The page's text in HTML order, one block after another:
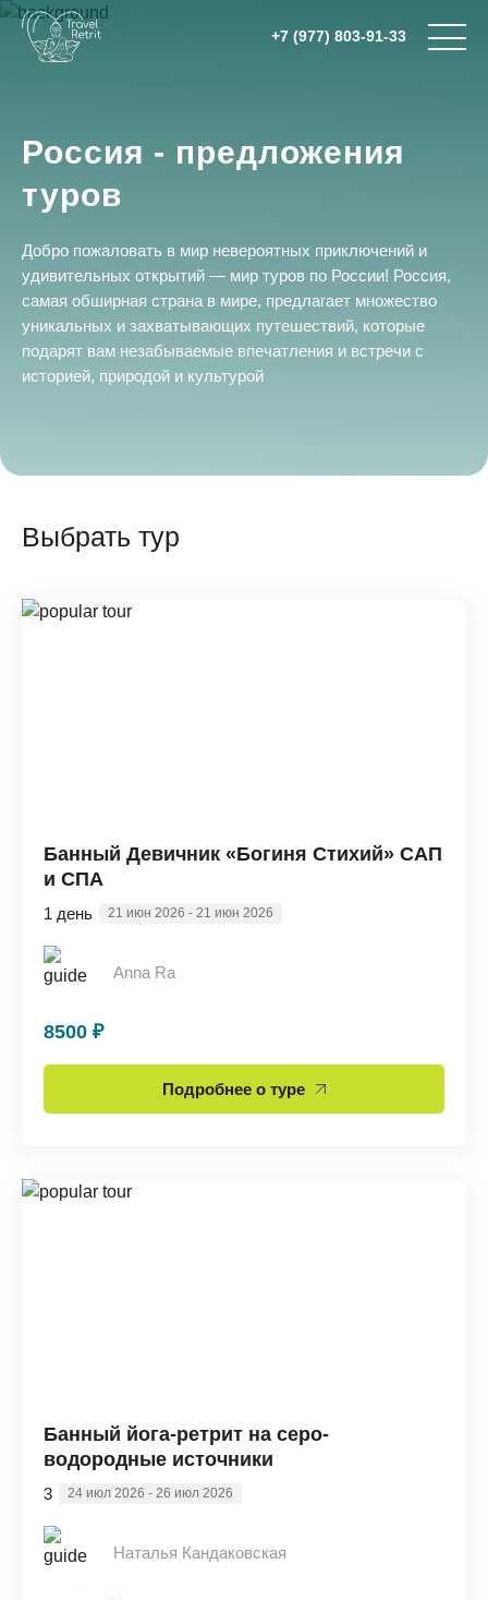
+7 (977) 803-91-33
Россия - предложения
туров
Добро пожаловать в мир невероятных приключений и
удивительных открытий — мир туров по России! Россия,
самая обширная страна в мире, предлагает множество
уникальных и захватывающих путешествий, которые
подарят вам незабываемые впечатления и встречи с
историей, природой и культурой
Выбрать тур
Банный Девичник «Богиня Стихий» САП
и СПА
1 день 21 июн 2026 - 21 июн 2026
Anna Ra
8500 ₽
Подробнее о туре
Банный йога-ретрит на серо-
водородные источники
3 24 июл 2026 - 26 июл 2026
Наталья Кандаковская